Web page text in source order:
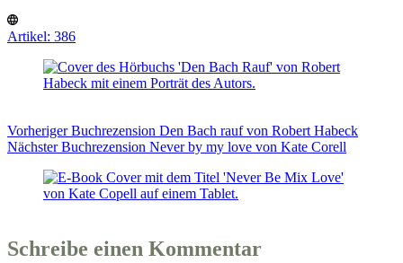
Artikel: 386
VorherigerBuchrezension Den Bach rauf von Robert Habeck
NächsterBuchrezension Never by my love von Kate Corell
Schreibe einen Kommentar